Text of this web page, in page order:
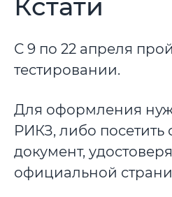
Кстати
С 9 по 22 апреля
тестировании.
Для оформления
РИКЗ, либо посетить
документ,
официальной